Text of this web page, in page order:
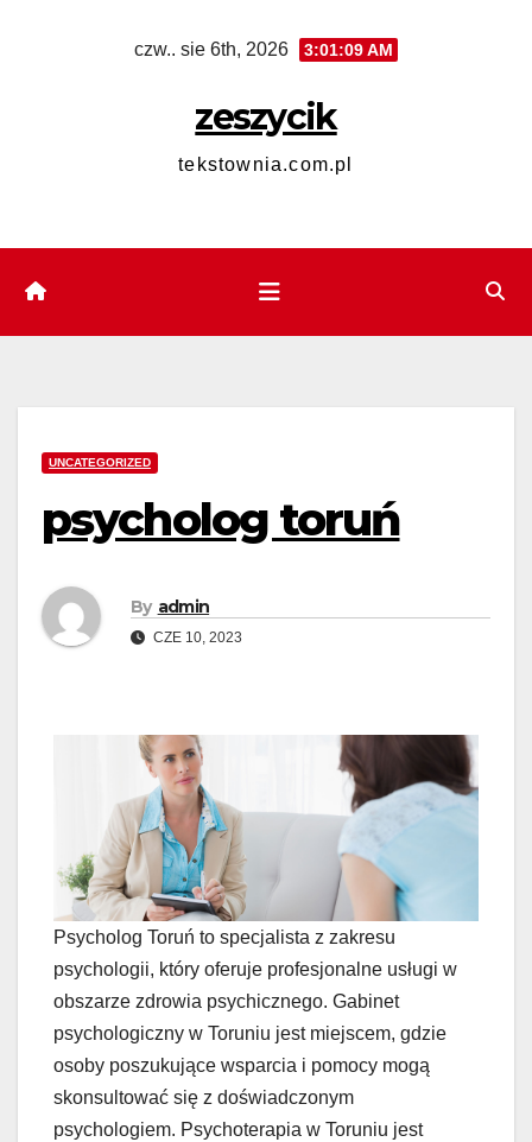
czw.. sie 6th, 2026 3:01:09 AM
zeszycik
tekstownia.com.pl
UNCATEGORIZED
psycholog toruń
By admin
CZE 10, 2023
Psycholog Toruń to specjalista z zakresu
psychologii, który oferuje profesjonalne usługi w
obszarze zdrowia psychicznego. Gabinet
psychologiczny w Toruniu jest miejscem, gdzie
osoby poszukujące wsparcia i pomocy mogą
skonsultować się z doświadczonym
psychologiem. Psychoterapia w Toruniu jest